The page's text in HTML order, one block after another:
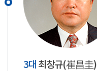
3대 최창규(崔昌圭)